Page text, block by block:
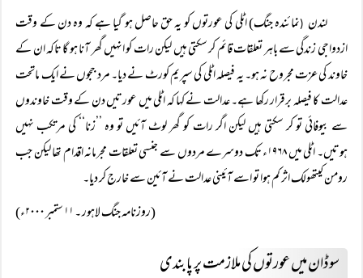
لندن (نمائندہ جنگ) اٹلی کی عورتوں کو یہ حق حاصل ہو گیا ہے کہ وہ دن کے وقت
ازدواجی زندگی سے باہر تعلقات قائم کر سکتی ہیں لیکن رات کو انہیں گھر آنا ہو گا تاکہ ان کے
خاوند کی عزت مجروح نہ ہو۔ یہ فیصلہ اٹلی کی سپریم کورٹ نے دیا۔ مرد ججوں نے ایک ماتحت
عدالت کا فیصلہ برقرار رکھا ہے۔ عدالت نے کہا کہ اٹلی میں عورتیں دن کے وقت خاوندوں
سے بیوفائی تو کر سکتی ہیں لیکن اگر رات کو گھر لوٹ آئیں تو وہ ’’زنا‘‘ کی مرتکب نہیں
ہوتیں۔ اٹلی میں ۱۹۶۸ء تک دوسرے مردوں سے جنسی تعلقات مجرمانہ اقدام تھا لیکن جب
رومن کیتھولک اثر کم ہوا تو اسے آئینی عدالت نے آئین سے خارج کر دیا۔
(روزنامہ جنگ لاہور ۔ ۱۱ ستمبر ۲۰۰۰ء)
سوڈان میں عورتوں کی ملازمت پر پابندی